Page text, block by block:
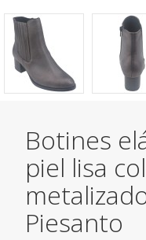
Botines
piel lisa
Piesanto